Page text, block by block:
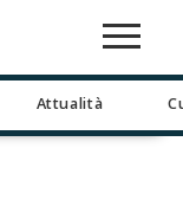
Attualità